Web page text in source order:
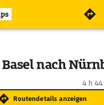
nach
4 h
Routendetails anzeigen